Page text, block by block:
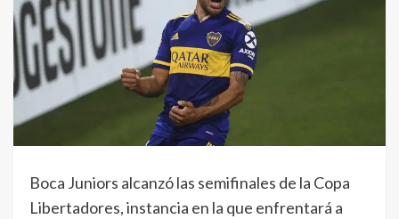
Boca Juniors alcanzó las semifinales de la Copa
Libertadores, instancia en la que enfrentará a